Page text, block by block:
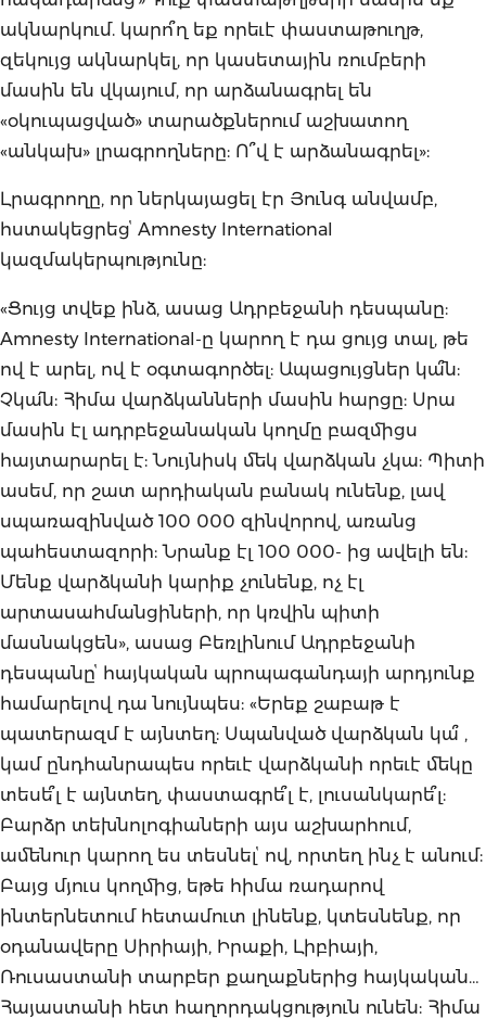
ակնարկում. կարո՞ղ եք որեւէ փաստաթուղթ,
զեկույց ակնարկել, որ կասետային ռումբերի
մասին են վկայում, որ արձանագրել են
«օկուպացված» տարածքներում աշխատող
«անկախ» լրագրողները: Ո՞վ է արձանագրել»:
Լրագրողը, որ ներկայացել էր Յունգ անվամբ,
հստակեցրեցՙ Amnesty International
կազմակերպությունը:
«Ցույց տվեք ինձ, ասաց Ադրբեջանի դեսպանը:
Amnesty International-ը կարող է դա ցույց տալ, թե
ով է արել, ով է օգտագործել: Ապացույցներ կա՞ն:
Չկա՛ն: Հիմա վարձկանների մասին հարցը: Սրա
մասին էլ ադրբեջանական կողմը բազմիցս
հայտարարել է: Նույնիսկ մեկ վարձկան չկա: Պիտի
ասեմ, որ շատ արդիական բանակ ունենք, լավ
սպառազինված 100 000 զինվորով, առանց
պահեստազորի: Նրանք էլ 100 000- ից ավելի են:
Մենք վարձկանի կարիք չունենք, ոչ էլ
արտասահմանցիների, որ կռվին պիտի
մասնակցեն», ասաց Բեռլինում Ադրբեջանի
դեսպանըՙ հայկական պրոպագանդայի արդյունք
համարելով դա նույնպես: «Երեք շաբաթ է
պատերազմ է այնտեղ: Սպանված վարձկան կա՞ ,
կամ ընդհանրապես որեւէ վարձկանի որեւէ մեկը
տեսե՞լ է այնտեղ, փաստագրե՞լ է, լուսանկարե՞լ:
Բարձր տեխնոլոգիաների այս աշխարհում,
ամենուր կարող ես տեսնելՙ ով, որտեղ ինչ է անում:
Բայց մյուս կողմից, եթե հիմա ռադարով
ինտերնետում հետամուտ լինենք, կտեսնենք, որ
օդանավերը Սիրիայի, Իրաքի, Լիբիայի,
Ռուսաստանի տարբեր քաղաքներից հայկական…
Հայաստանի հետ հաղորդակցություն ունեն: Հիմա